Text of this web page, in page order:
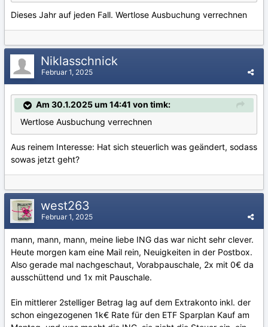
Dieses Jahr auf jeden Fall. Wertlose Ausbuchung verrechnen
Niklasschnick
Februar 1, 2025
Am 30.1.2025 um 14:41 von timk:
Wertlose Ausbuchung verrechnen
Aus reinem Interesse: Hat sich steuerlich was geändert, sodass
sowas jetzt geht?
west263
Februar 1, 2025
mann, mann, mann, meine liebe ING das war nicht sehr clever.
Heute morgen kam eine Mail rein, Neuigkeiten in der Postbox.
Also gerade mal nachgeschaut, Vorabpauschale, 2x mit 0€ da
ausschüttend und 1x mit Pauschale.
Ein mittlerer 2stelliger Betrag lag auf dem Extrakonto inkl. der
schon eingezogenen 1k€ Rate für den ETF Sparplan Kauf am